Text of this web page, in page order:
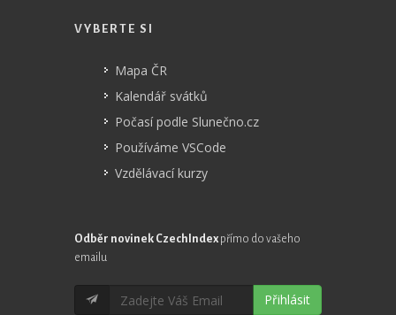
VYBERTE SI
Mapa ČR
Kalendář svátků
Počasí podle Slunečno.cz
Používáme VSCode
Vzdělávací kurzy
Odběr novinek CzechIndex přímo do vašeho
emailu
Přihlásit